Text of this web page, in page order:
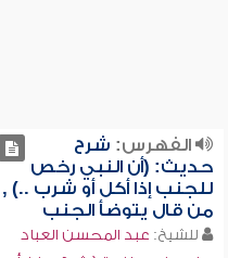
الفهرس: شرح
حديث: (أن النبي رخص
للجنب إذا أكل أو شرب ..) ,
من قال يتوضأ الجنب
للشيخ: عبد المحسن العباد